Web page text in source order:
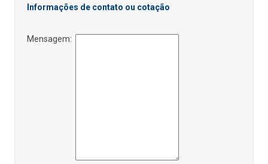
Informações de contato ou cotação
Mensagem: